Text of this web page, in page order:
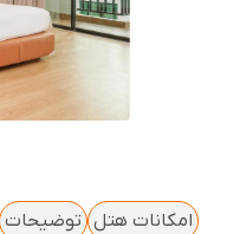
امکانات هتل توضیحات